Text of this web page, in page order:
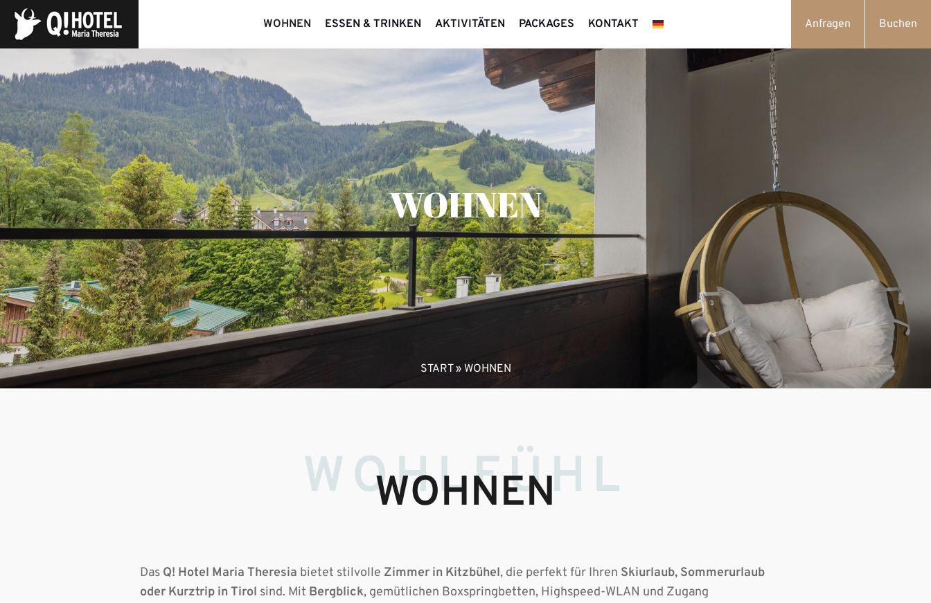
Buchen
Anfragen
WOHNEN ESSEN & TRINKEN AKTIVITÄTEN PACKAGES KONTAKT
WOHNEN
START» WOHNEN
WOHLFÜHL
WOHNEN
Das Q! Hotel Maria Theresia bietet stilvolle Zimmer in Kitzbühel, die perfekt für Ihren Skiurlaub, Sommerurlaub
oder Kurztrip in Tirol sind. Mit Bergblick, gemütlichen Boxspringbetten, Highspeed-WLAN und Zugang